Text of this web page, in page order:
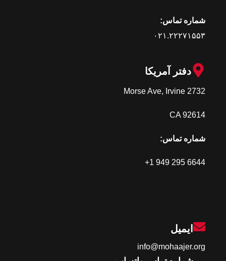
شماره تماس:
۰۲۱.۲۲۲۷۱۵۵۳
دفتر آمریکا
2732 Morse Ave, Irvine
CA 92614
شماره تماس:
+1 949 295 6644
ایمیل
info@mohaajer.org